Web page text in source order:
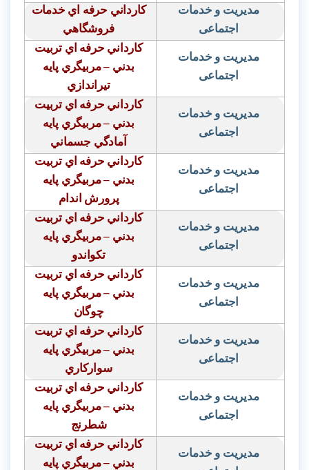
مدیریت و خدمات
اجتماعی
كارداني حرفه اي خدمات
فروشگاهي
مدیریت و خدمات
اجتماعی
كارداني حرفه اي تربيت
بدني – مربيگري پايه
تيراندازي
مدیریت و خدمات
اجتماعی
كارداني حرفه اي تربيت
بدني – مربيگري پايه
آمادگي جسماني
مدیریت و خدمات
اجتماعی
كارداني حرفه اي تربيت
بدني – مربيگري پايه
پرورش اندام
مدیریت و خدمات
اجتماعی
كارداني حرفه اي تربيت
بدني – مربيگري پايه
تكواندو
مدیریت و خدمات
اجتماعی
كارداني حرفه اي تربيت
بدني – مربيگري پايه
چوگان
مدیریت و خدمات
اجتماعی
كارداني حرفه اي تربيت
بدني – مربيگري پايه
سواركاري
مدیریت و خدمات
اجتماعی
كارداني حرفه اي تربيت
بدني – مربيگري پايه
شطرنج
مدیریت و خدمات
كارداني حرفه اي تربيت
بدني – مربيگري پايه